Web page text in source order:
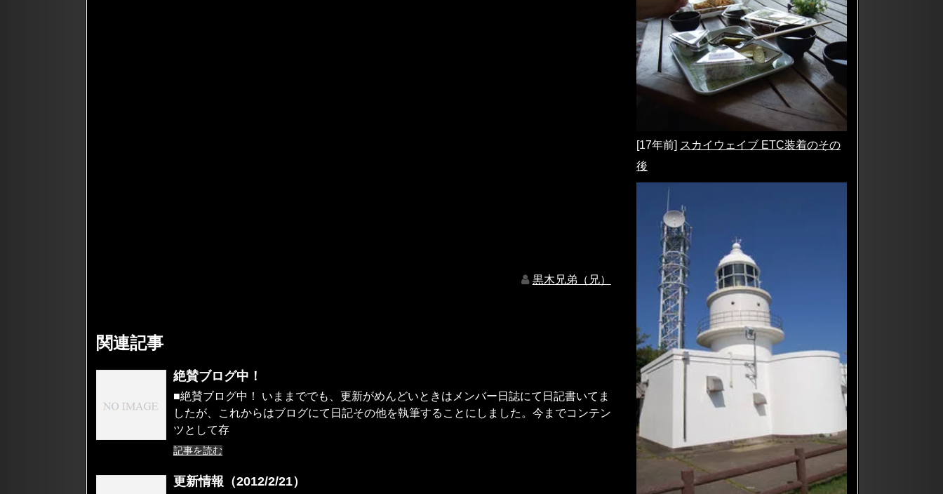
黒木兄弟（兄）
関連記事
絶賛ブログ中！
■絶賛ブログ中！ いままででも、更新がめんどいときはメンバー日誌にて日記書いてま
したが、これからはブログにて日記その他を執筆することにしました。今までコンテン
ツとして存
記事を読む
更新情報（2012/2/21）
[17年前] スカイウェイブ ETC装着のその
後